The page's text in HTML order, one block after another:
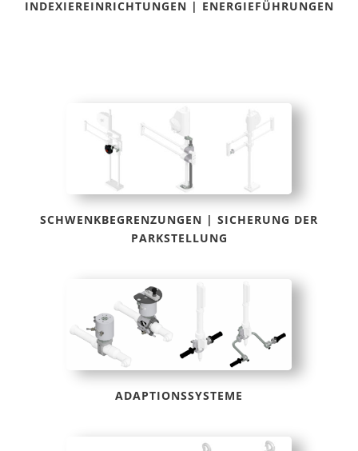
INDEXIEREINRICHTUNGEN | ENERGIEFÜHRUNGEN
SCHWENKBEGRENZUNGEN | SICHERUNG DER
PARKSTELLUNG
ADAPTIONSSYSTEME